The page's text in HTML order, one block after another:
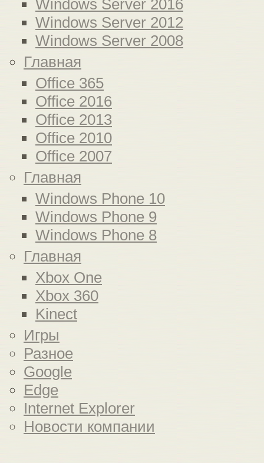
Windows Server 2016
Windows Server 2012
Windows Server 2008
Главная
Office 365
Office 2016
Office 2013
Office 2010
Office 2007
Главная
Windows Phone 10
Windows Phone 9
Windows Phone 8
Главная
Xbox One
Xbox 360
Kinect
Игры
Разное
Google
Edge
Internet Explorer
Новости компании